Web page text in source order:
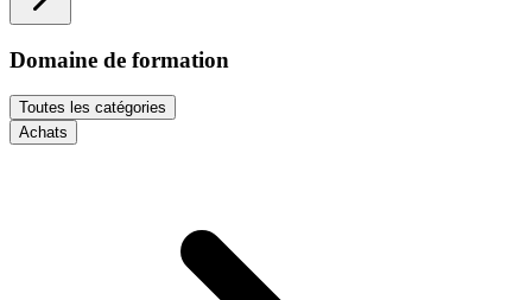
Domaine de formation
Toutes les catégories
Achats